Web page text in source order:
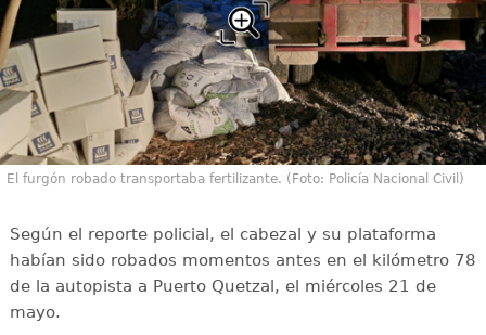
El furgón robado transportaba fertilizante. (Foto: Policía Nacional Civil)
Según el reporte policial, el cabezal y su plataforma
habían sido robados momentos antes en el kilómetro 78
de la autopista a Puerto Quetzal, el miércoles 21 de
mayo.